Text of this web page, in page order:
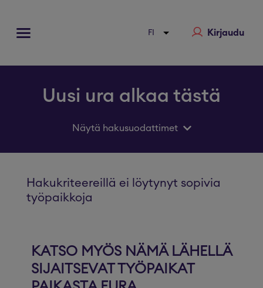
Kirjaudu
Uusi ura alkaa tästä
Näytä hakusuodattimet
Hakukriteereillä ei löytynyt sopivia
työpaikkoja
KATSO MYÖS NÄMÄ LÄHELLÄ
SIJAITSEVAT TYÖPAIKAT